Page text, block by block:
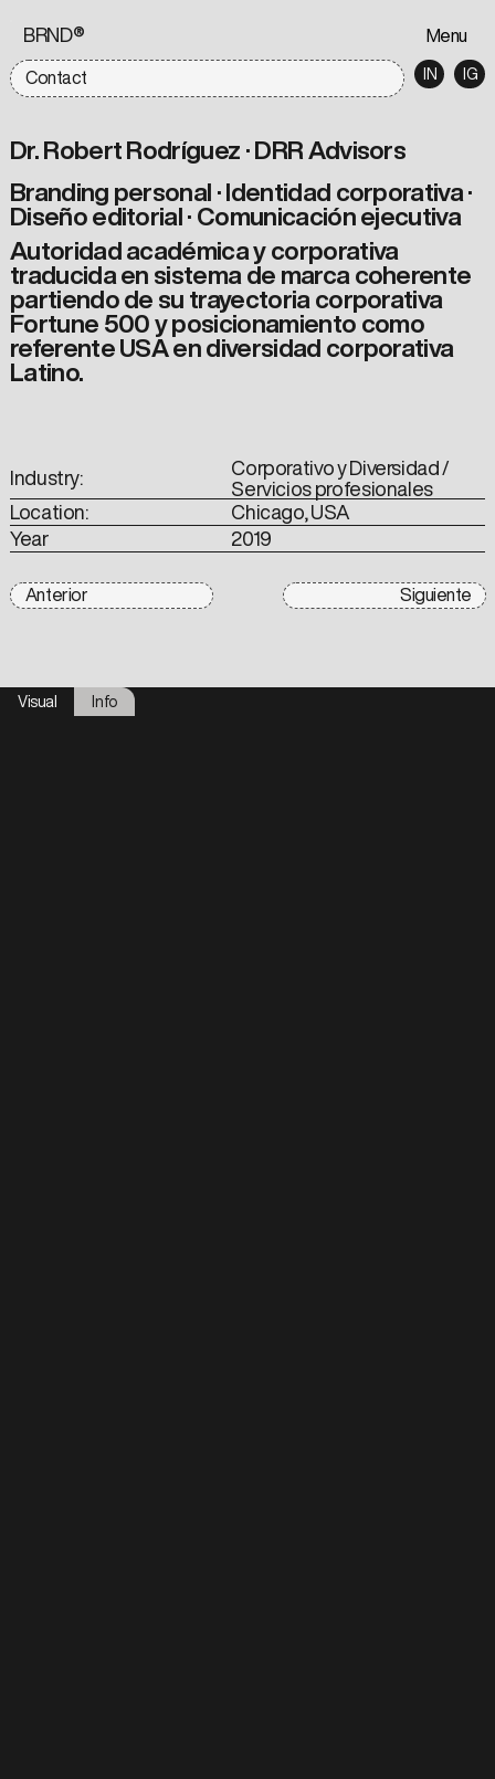
Menu
BRND®
Contact IN IG
Dr. Robert Rodríguez · DRR Advisors
Branding personal · Identidad corporativa ·
Diseño editorial · Comunicación ejecutiva
Autoridad académica y corporativa
traducida en sistema de marca coherente
partiendo de su trayectoria corporativa
Fortune 500 y posicionamiento como
referente USA en diversidad corporativa
Latino.
Industry:
Corporativo y Diversidad /
Servicios profesionales
Location:
Chicago, USA
Year
2019
Anterior Siguiente
Visual Info